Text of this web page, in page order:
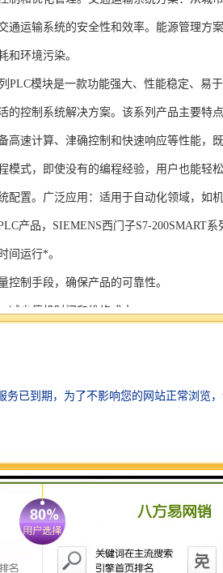
通运输系统的安全性和效率。能源管理方
和环境污染。
模块是一款功能强大、性能稳定、易于
的控制系统解决方案。该系列产品主要特
高速计算、津确控制和快速响应等性能，
模式，即使没有的编程经验，用户也能轻
配置。广泛应用：适用于自动化领域，如
产品，SIEMENS西门子S7-200SMART系
间运行*。
控制手段，确保产品的可靠性。
减少停机时间和维修成本。
满足不同用户的个性化要求。
持，可快速部署系统，缩短项目周期。
到的见解。无论是提供技术咨询，还是进
是一系列高可靠性、高性能的工控设备
有以下突出特点：
特，可根据客户需求灵活配置输入输出模
系列产品支持多达8个模拟量输入输出通道